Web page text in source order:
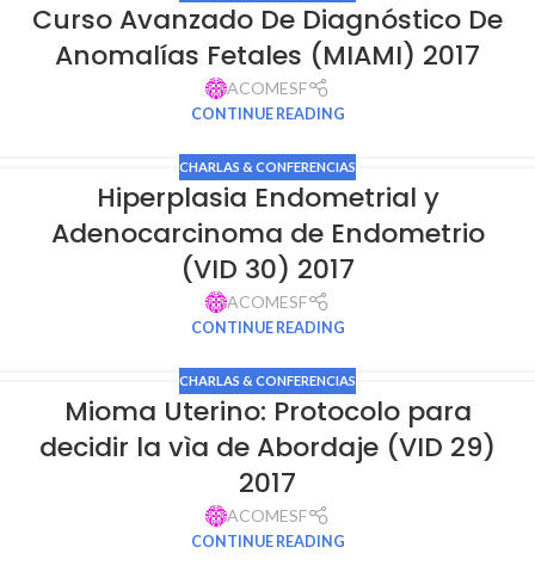
Curso Avanzado De Diagnóstico De
Anomalías Fetales (MIAMI) 2017
ACOMESF
CONTINUE READING
CHARLAS & CONFERENCIAS
Hiperplasia Endometrial y
Adenocarcinoma de Endometrio
(VID 30) 2017
ACOMESF
CONTINUE READING
CHARLAS & CONFERENCIAS
Mioma Uterino: Protocolo para
decidir la vìa de Abordaje (VID 29)
2017
ACOMESF
CONTINUE READING